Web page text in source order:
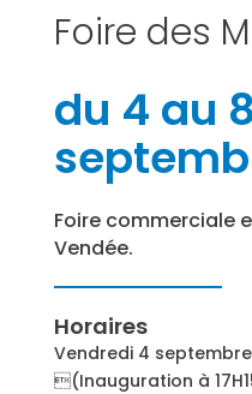
Foire des
du 4 au
Foire commerciale
Vendée.
Horaires
Vendredi 4 septembre
(Inauguration à